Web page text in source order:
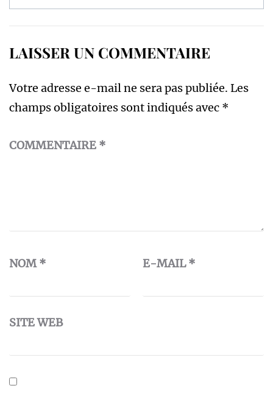
LAISSER UN COMMENTAIRE
Votre adresse e-mail ne sera pas publiée. Les
champs obligatoires sont indiqués avec *
COMMENTAIRE *
NOM* E-MAIL*
SITE WEB